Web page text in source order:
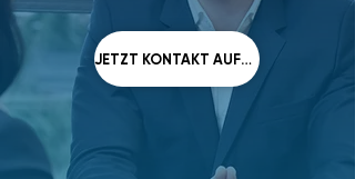
JETZT KONTAKT AUFNEHMEN